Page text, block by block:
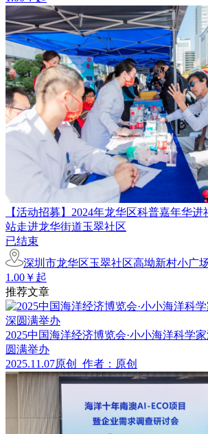
【活动招募】2024年龙华区科普嘉年华
站走进龙华街道玉翠社区
已结束
深圳市龙华区玉翠社区高坳新村小广
1.00￥起
推荐文章
2025中国海洋经济博览会·小小海洋科学
圆满举办
2025.11.07原创 作者：原创